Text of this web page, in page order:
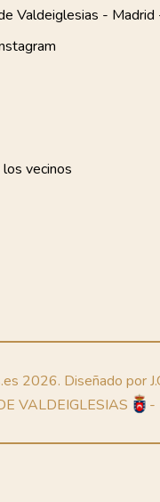
Valdeiglesias - Madrid
vecinos
2026. Diseñado por
VALDEIGLESIAS
-